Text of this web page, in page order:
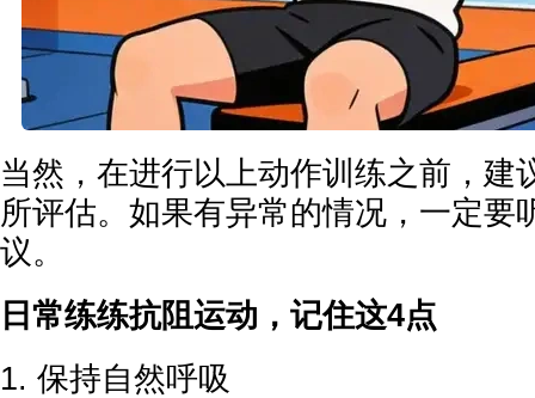
当然，在进行以上动作训练之前，建
所评估。如果有异常的情况，一定要
议。
日常练练抗阻运动，记住这4点
1. 保持自然呼吸